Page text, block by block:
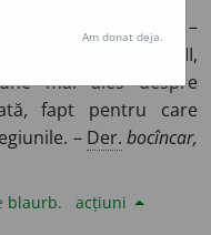
rezistentă, botină. –
(Cihac, II,
mai ales despre
fapt pentru care
– Der. bocîncar,
blaurb. acțiuni
Am donat deja.